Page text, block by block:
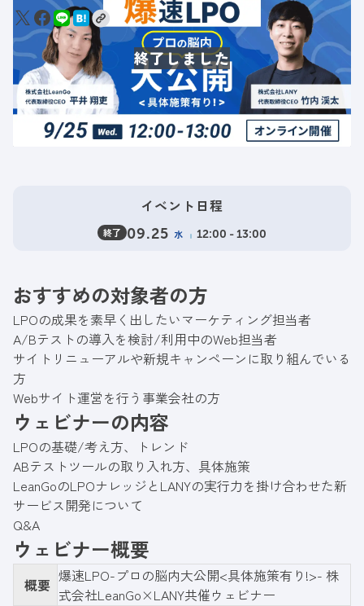
イベント日程
終了 09.25 水 12:00 - 13:00
おすすめの対象者の方
LPOの成果を素早く出したいマーケティング担当者
A/Bテストの導入を検討/利用中のWeb担当者
サイトリニューアルや新規キャンペーンに取り組んでいる
方
Webサイト運営を行う事業会社の方
ウェビナーの内容
LPOの基礎/考え方、トレンド
ABテストツールの取り入れ方、具体施策
LeanGoのLPOナレッジとLANYの実行力を掛け合わせた新
サービス開発について
Q&A
ウェビナー概要
概要 爆速LPO-プロの脳内大公開<具体施策有り!>- 株
式会社LeanGo×LANY共催ウェビナー